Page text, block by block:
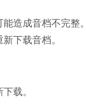
造成音档不完整。
下载音档。
载。